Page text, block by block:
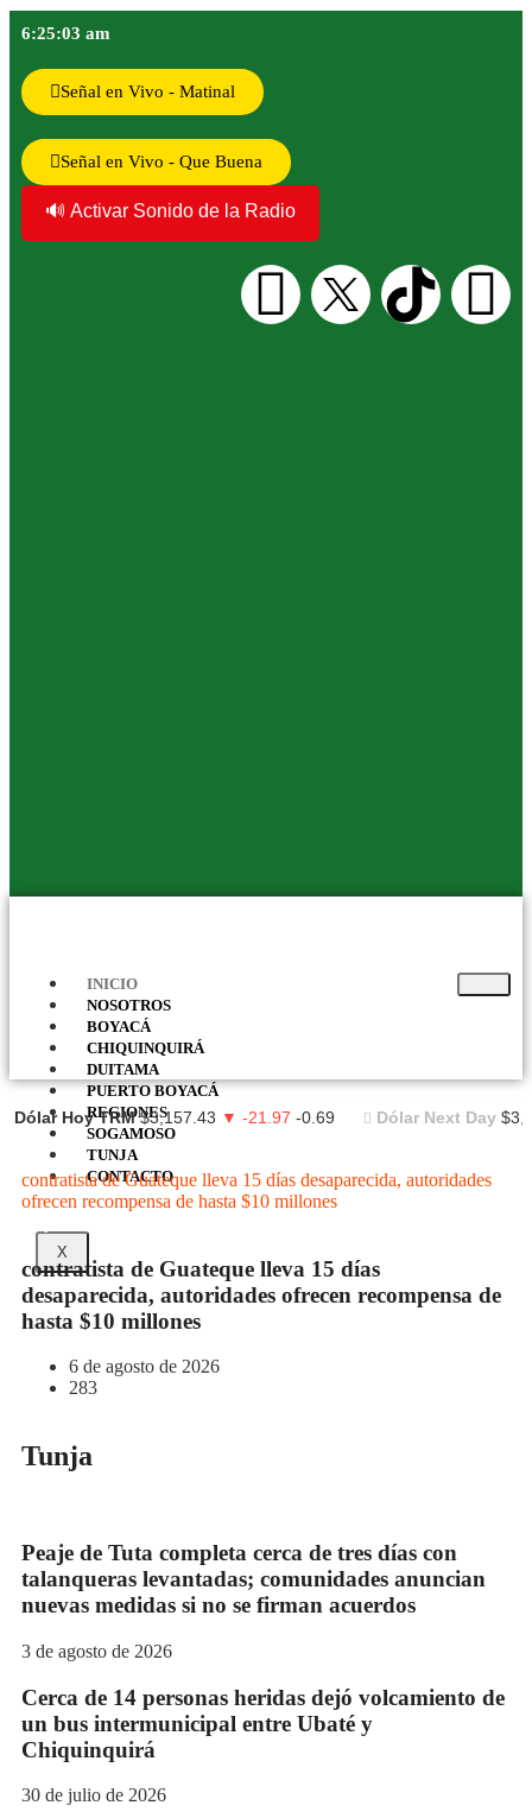
6:25:04 am
Señal en Vivo - Matinal
Señal en Vivo - Que Buena
🔊 Activar Sonido de la Radio
INICIO
NOSOTROS
BOYACÁ
CHIQUINQUIRÁ
DUITAMA
PUERTO BOYACÁ
REGIONES
SOGAMOSO
TUNJA
CONTACTO
X
Dólar Hoy TRM $3,157.43 ▼ -21.97 -0.69 Dólar Next Day
contratista de Guateque lleva 15 días desaparecida, autoridades
ofrecen recompensa de hasta $10 millones
contratista de Guateque lleva 15 días
desaparecida, autoridades ofrecen recompensa de
hasta $10 millones
6 de agosto de 2026
283
Tunja
Peaje de Tuta completa cerca de tres días con
talanqueras levantadas; comunidades anuncian
nuevas medidas si no se firman acuerdos
3 de agosto de 2026
Cerca de 14 personas heridas dejó volcamiento de
un bus intermunicipal entre Ubaté y
Chiquinquirá
30 de julio de 2026